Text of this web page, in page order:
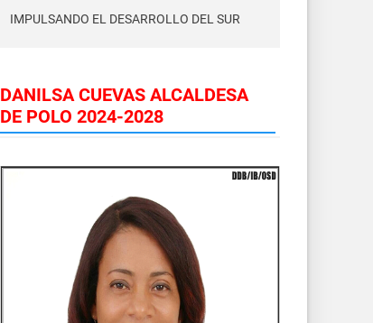
IMPULSANDO EL DESARROLLO DEL SUR
DANILSA CUEVAS ALCALDESA
DE POLO 2024-2028